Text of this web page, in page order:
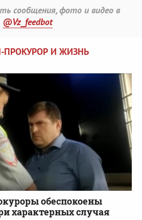
сообщения, фото и видео в
@Vz_feedbot
ПРОКУРОР И ЖИЗНЬ
обеспокоены
характерных случая